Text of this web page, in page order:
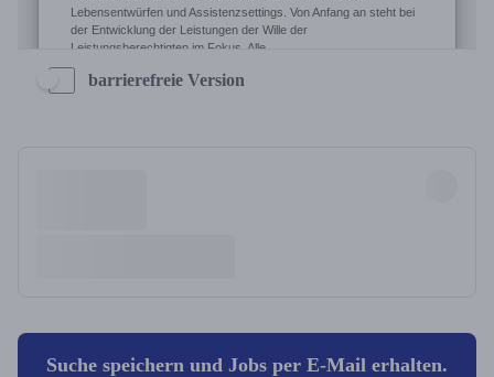
barrierefreie Version
Suche speichern und Jobs per E-Mail erhalten.